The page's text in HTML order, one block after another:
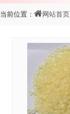
当前位置： 网站首页